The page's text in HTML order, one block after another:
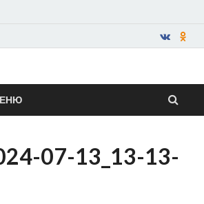
ForPost —
Авто
07-13_13-13-